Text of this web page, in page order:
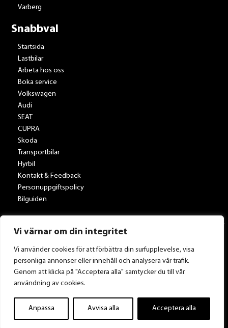
Vi värnar om din integritet
Vi använder cookies för att förbättra din surfupplevelse, visa
personliga annonser eller innehåll och analysera vår trafik.
Genom att klicka på "Acceptera alla" samtycker du till vår
användning av cookies.
Anpassa Avvisa alla Acceptera alla
Varberg
Snabbval
Startsida
Lastbilar
Arbeta hos oss
Boka service
Volkswagen
Audi
SEAT
CUPRA
Skoda
Transportbilar
Hyrbil
Kontakt & Feedback
Personuppgiftspolicy
Bilguiden
Tillbaka till Toveksbil.se